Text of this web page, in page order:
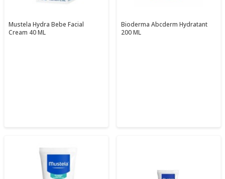
Mustela Hydra Bebe Facial
Cream 40 ML
Bioderma Abcderm Hydratant
200 ML